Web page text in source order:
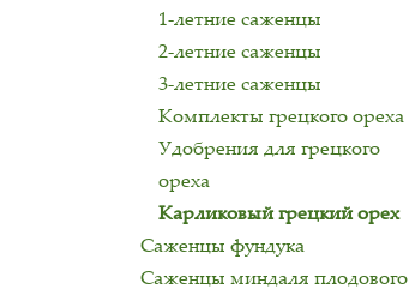
1-летние саженцы
2-летние саженцы
3-летние саженцы
Комплекты грецкого ореха
Удобрения для грецкого
ореха
Карликовый грецкий орех
Саженцы фундука
Саженцы миндаля плодового